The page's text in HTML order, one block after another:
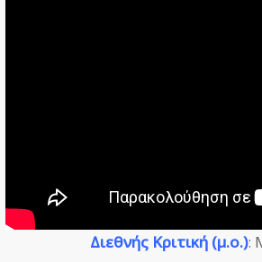
Διεθνής Κριτική (μ.ο.):